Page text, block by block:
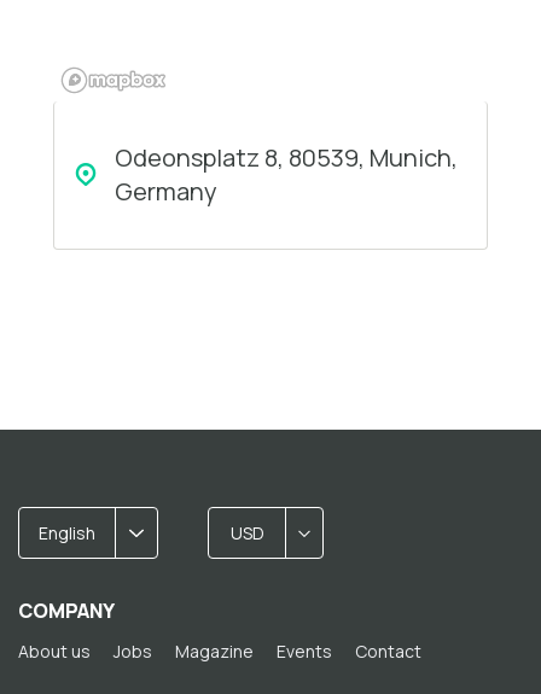
Odeonsplatz 8, 80539, Munich,
Germany
English USD
COMPANY
About us Jobs Magazine Events Contact